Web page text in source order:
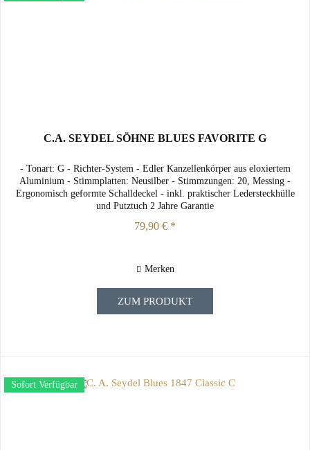
C.A. SEYDEL SÖHNE BLUES FAVORITE G
- Tonart: G - Richter-System - Edler Kanzellenkörper aus eloxiertem
Aluminium - Stimmplatten: Neusilber - Stimmzungen: 20, Messing -
Ergonomisch geformte Schalldeckel - inkl. praktischer Ledersteckhülle
und Putztuch 2 Jahre Garantie
79,90 € *
Merken
ZUM PRODUKT
Sofort Verfügbar